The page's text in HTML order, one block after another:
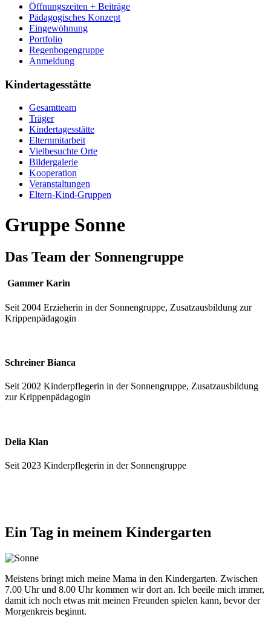
Öffnungszeiten + Beiträge
Pädagogisches Konzept
Eingewöhnung
Portfolio
Regenbogengruppe
Anmeldung
Kindertagesstätte
Gesamtteam
Träger
Kindertagesstätte
Elternmitarbeit
Vielbesuchte Orte
Bildergalerie
Kooperation
Veranstaltungen
Eltern-Kind-Gruppen
Gruppe Sonne
Das Team der Sonnengruppe
Gammer Karin
Seit 2004 Erzieherin in der Sonnengruppe, Zusatzausbildung zur
Krippenpädagogin
Schreiner Bianca
Seit 2002 Kinderpflegerin in der Sonnengruppe, Zusatzausbildung
zur Krippenpädagogin
Delia Klan
Seit 2023 Kinderpflegerin in der Sonnengruppe
Ein Tag in meinem Kindergarten
Meistens bringt mich meine Mama in den Kindergarten. Zwischen
7.00 Uhr und 8.00 Uhr kommen wir dort an. Ich beeile mich immer,
damit ich noch etwas mit meinen Freunden spielen kann, bevor der
Morgenkreis beginnt.